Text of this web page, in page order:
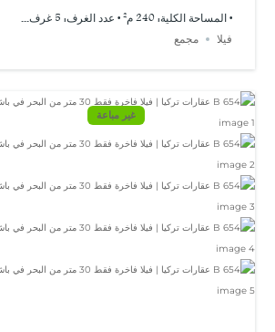
658
• المساحة الكلية: 240 م² • عدد الغرف: 5 غرف...
فيلا
مجمع
غير مباعة